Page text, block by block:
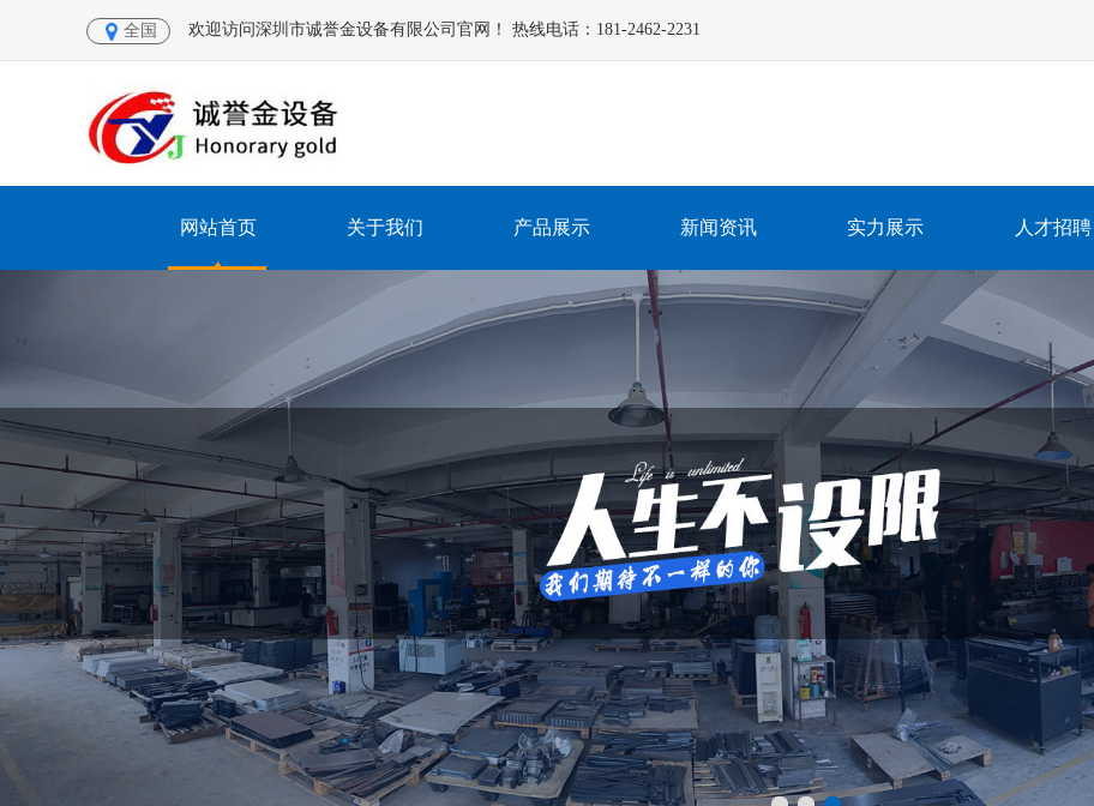
全国 欢迎访问深圳市诚誉金设备有限公司官网！ 热线电话：181-2462-2231
网站首页 关于我们 产品展示 新闻资讯 实力展示 人才招聘